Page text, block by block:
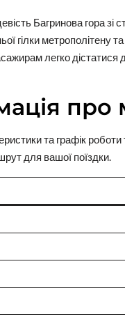
Багринова гора зі
гілки метрополітену
легко дістатися
та графік
для вашої поїздки.